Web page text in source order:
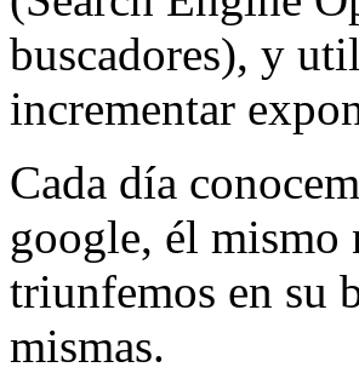
buscadores), y
incrementar
Cada día
google, él mismo
triunfemos en su
mismas.